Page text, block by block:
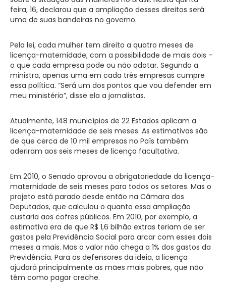
feira, 16, declarou que a ampliação desses direitos será
uma de suas bandeiras no governo.
Pela lei, cada mulher tem direito a quatro meses de
licença-maternidade, com a possibilidade de mais dois –
o que cada empresa pode ou não adotar. Segundo a
ministra, apenas uma em cada três empresas cumpre
essa política. “Será um dos pontos que vou defender em
meu ministério”, disse ela a jornalistas.
Atualmente, 148 municípios de 22 Estados aplicam a
licença-maternidade de seis meses. As estimativas são
de que cerca de 10 mil empresas no País também
aderiram aos seis meses de licença facultativa.
Em 2010, o Senado aprovou a obrigatoriedade da licença-
maternidade de seis meses para todos os setores. Mas o
projeto está parado desde então na Câmara dos
Deputados, que calculou o quanto essa ampliação
custaria aos cofres públicos. Em 2010, por exemplo, a
estimativa era de que R$ 1,6 bilhão extras teriam de ser
gastos pela Previdência Social para arcar com esses dois
meses a mais. Mas o valor não chega a 1% dos gastos da
Previdência. Para os defensores da ideia, a licença
ajudará principalmente as mães mais pobres, que não
têm como pagar creche.